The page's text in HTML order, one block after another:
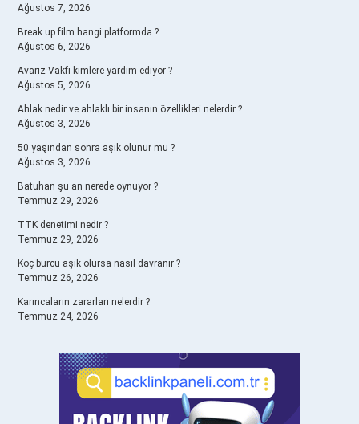
Ağustos 7, 2026
Break up film hangi platformda ?
Ağustos 6, 2026
Avarız Vakfı kimlere yardım ediyor ?
Ağustos 5, 2026
Ahlak nedir ve ahlaklı bir insanın özellikleri nelerdir ?
Ağustos 3, 2026
50 yaşından sonra aşık olunur mu ?
Ağustos 3, 2026
Batuhan şu an nerede oynuyor ?
Temmuz 29, 2026
TTK denetimi nedir ?
Temmuz 29, 2026
Koç burcu aşık olursa nasıl davranır ?
Temmuz 26, 2026
Karıncaların zararları nelerdir ?
Temmuz 24, 2026